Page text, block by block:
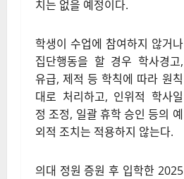
학생이 수업에 참여하지 않거나
유급, 제적 등 학칙에 따라 원칙
대로 처리하고, 인위적 학사일
정 조정, 일괄 휴학 승인 등의 예
외적 조치는 적용하지 않는다.
의대 정원 증원 후 입학한 2025
사유로 수업을 거부할 수 없으